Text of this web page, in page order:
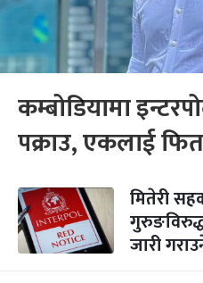
कम्बोडियामा
पक्राउ, एकलाई
मितेरी
जारी